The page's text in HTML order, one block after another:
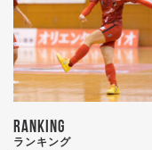
RANKING
ランキング